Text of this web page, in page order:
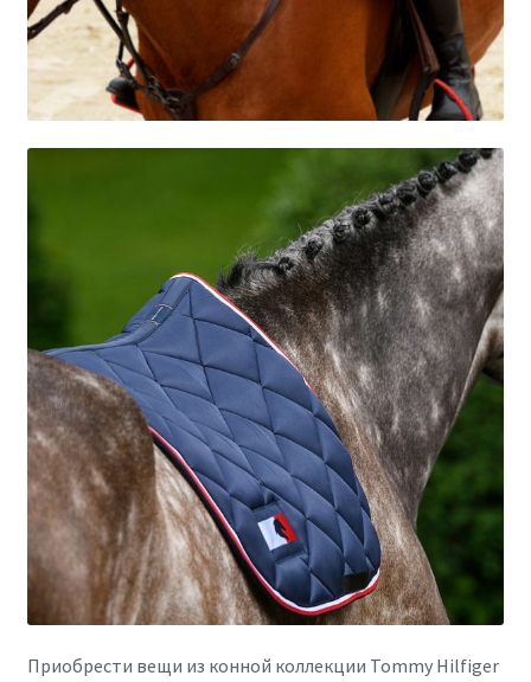
Приобрести вещи из конной коллекции Tommy Hilfiger